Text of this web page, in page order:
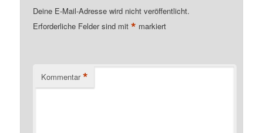
Deine E-Mail-Adresse wird nicht veröffentlicht.
Erforderliche Felder sind mit* markiert
Kommentar *